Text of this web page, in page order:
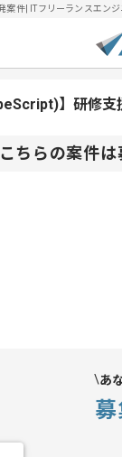
案件| ITフリーランスエン
】研修
こちらの案件
あ